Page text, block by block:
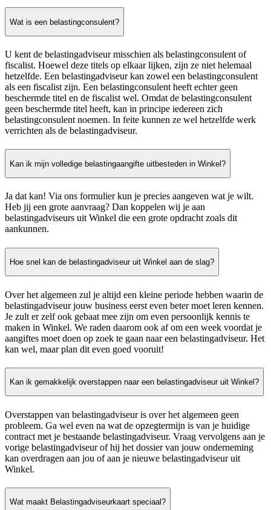
Wat is een belastingconsulent?
U kent de belastingadviseur misschien als belastingconsulent of
fiscalist. Hoewel deze titels op elkaar lijken, zijn ze niet helemaal
hetzelfde. Een belastingadviseur kan zowel een belastingconsulent
als een fiscalist zijn. Een belastingconsulent heeft echter geen
beschermde titel en de fiscalist wel. Omdat de belastingconsulent
geen beschermde titel heeft, kan in principe iedereen zich
belastingconsulent noemen. In feite kunnen ze wel hetzelfde werk
verrichten als de belastingadviseur.
Kan ik mijn volledige belastingaangifte uitbesteden in Winkel?
Ja dat kan! Via ons formulier kun je precies aangeven wat je wilt.
Heb jij een grote aanvraag? Dan koppelen wij je aan
belastingadviseurs uit Winkel die een grote opdracht zoals dit
aankunnen.
Hoe snel kan de belastingadviseur uit Winkel aan de slag?
Over het algemeen zul je altijd een kleine periode hebben waarin de
belastingadviseur jouw business eerst even beter moet leren kennen.
Je zult er zelf ook gebaat mee zijn om even persoonlijk kennis te
maken in Winkel. We raden daarom ook af om een week voordat je
aangiftes moet doen op zoek te gaan naar een belastingadviseur. Het
kan wel, maar plan dit even goed vooruit!
Kan ik gemakkelijk overstappen naar een belastingadviseur uit Winkel?
Overstappen van belastingadviseur is over het algemeen geen
probleem. Ga wel even na wat de opzegtermijn is van je huidige
contract met je bestaande belastingadviseur. Vraag vervolgens aan je
vorige belastingadviseur of hij het dossier van jouw onderneming
kan overdragen aan jou of aan je nieuwe belastingadviseur uit
Winkel.
Wat maakt Belastingadviseurkaart speciaal?